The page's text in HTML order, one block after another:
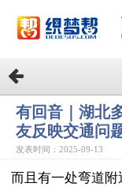
有回音｜湖北
友反映交通问
发表时间：2025-09-13
而且有一处弯道